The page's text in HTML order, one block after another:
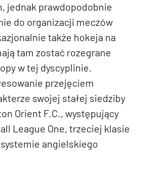
jednak prawdopodobnie
do organizacji meczów
także hokeja na
tam zostać rozegrane
w tej dyscyplinie.
przejęciem
swojej stałej siedziby
Orient F.C., występujący
League One, trzeciej klasie
angielskiego